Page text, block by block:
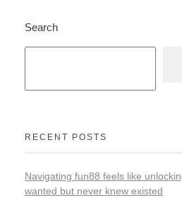
Search
RECENT POSTS
Navigating fun88 feels like
wanted but never knew existed